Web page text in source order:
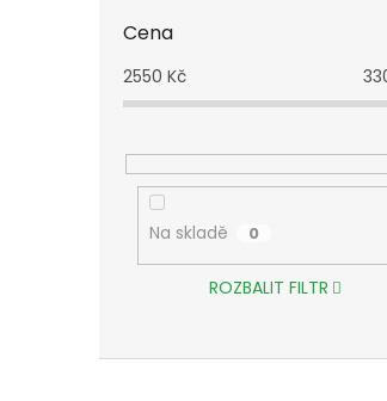
Cena
2550 Kč
Na skladě 0
ROZBALIT FILTR